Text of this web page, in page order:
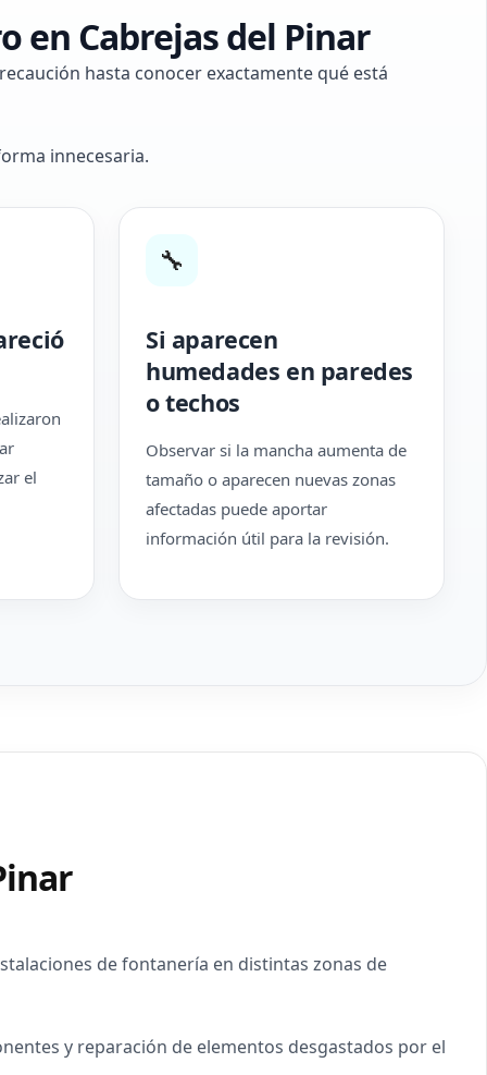
en Cabrejas del Pinar
hasta conocer exactamente qué está
innecesaria.
el
🔧
Si aparecen
humedades en paredes
o techos
Observar si la mancha aumenta de
tamaño o aparecen nuevas zonas
afectadas puede aportar
información útil para la revisión.
de fontanería en distintas zonas de
y reparación de elementos desgastados por el